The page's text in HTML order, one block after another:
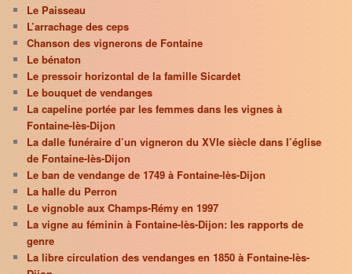
Le Paisseau
L’arrachage des ceps
Chanson des vignerons de Fontaine
Le bénaton
Le pressoir horizontal de la famille Sicardet
Le bouquet de vendanges
La capeline portée par les femmes dans les vignes à
Fontaine-lès-Dijon
La dalle funéraire d’un vigneron du XVIe siècle dans l’église
de Fontaine-lès-Dijon
Le ban de vendange de 1749 à Fontaine-lès-Dijon
La halle du Perron
Le vignoble aux Champs-Rémy en 1997
La vigne au féminin à Fontaine-lès-Dijon: les rapports de
genre
La libre circulation des vendanges en 1850 à Fontaine-lès-